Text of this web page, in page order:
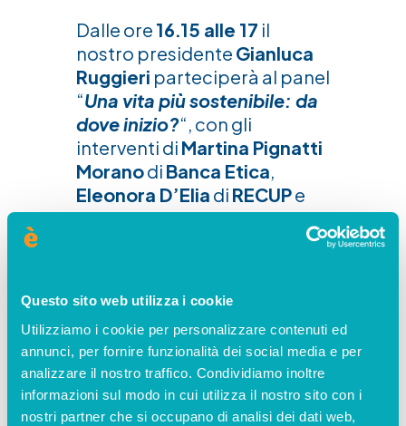
Questo sito web utilizza i cookie
Utilizziamo i cookie per personalizzare contenuti ed
annunci, per fornire funzionalità dei social media e per
analizzare il nostro traffico. Condividiamo inoltre
informazioni sul modo in cui utilizza il nostro sito con i
nostri partner che si occupano di analisi dei dati web,
Dalle ore 16.15 alle 17 il
nostro presidente Gianluca
Ruggieri parteciperà al panel
“Una vita più sostenibile: da
dove inizio?“, con gli
interventi di Martina Pignatti
Moranodi Banca Etica,
Eleonora D’Elia di RECUPe
Luigi PanaronideLa
Cambia.
La partecipazione al
Festival è gratuita previa
iscrizione aquesto link.